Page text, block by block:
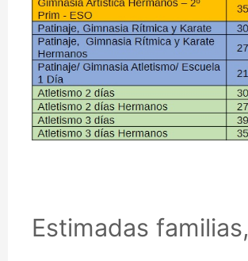
Estimadas familias,